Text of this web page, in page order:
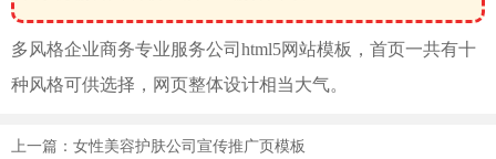
多风格企业商务专业服务公司html5网站模板，首页一共有十
种风格可供选择，网页整体设计相当大气。
上一篇：女性美容护肤公司宣传推广页模板